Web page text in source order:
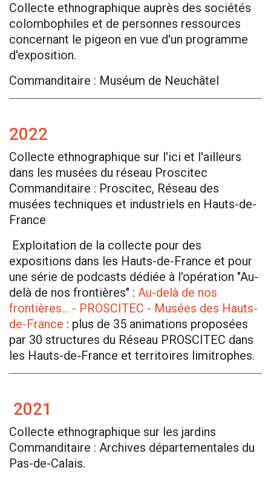
Collecte ethnographique auprès des sociétés
colombophiles et de personnes ressources
concernant le pigeon en vue d'un programme
d'exposition.
Commanditaire : Muséum de Neuchâtel
2022
Collecte ethnographique sur l'ici et l'ailleurs
dans les musées du réseau Proscitec
Commanditaire : Proscitec, Réseau des
musées techniques et industriels en Hauts-de-
France
Exploitation de la collecte pour des
expositions dans les Hauts-de-France et pour
une série de podcasts dédiée à l'opération "Au-
delà de nos frontières" : Au-delà de nos
frontières… - PROSCITEC - Musées des Hauts-
de-France : plus de 35 animations proposées
par 30 structures du Réseau PROSCITEC dans
les Hauts-de-France et territoires limitrophes.
2021
Collecte ethnographique sur les jardins
Commanditaire : Archives départementales du
Pas-de-Calais.